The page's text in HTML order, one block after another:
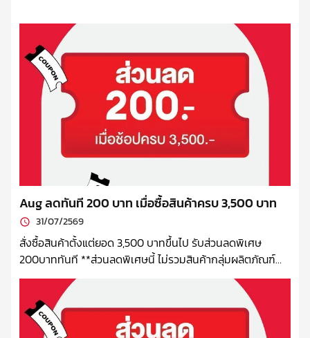
Aug ลดทันที 200 บาท เมื่อซื้อสินค้าครบ 3,500 บาท
31/07/2569
สั่งซื้อสินค้าตั้งแต่ยอด 3,500 บาทขึ้นไป รับส่วนลดพิเศษ
200บาททันที **ส่วนลดพิเศษนี้ ไม่รวมสินค้ากลุ่มผลิตภัณฑ์
นม, Hario และเครื่องบดเครื่องชง บริษัทฯ ขอสงวนสิทธิ์ในการ
เปลี่ยนแปลงเงื่อนไข ยกเลิกได้ โดยไม่ต้องแจ้งล่วงหน้า